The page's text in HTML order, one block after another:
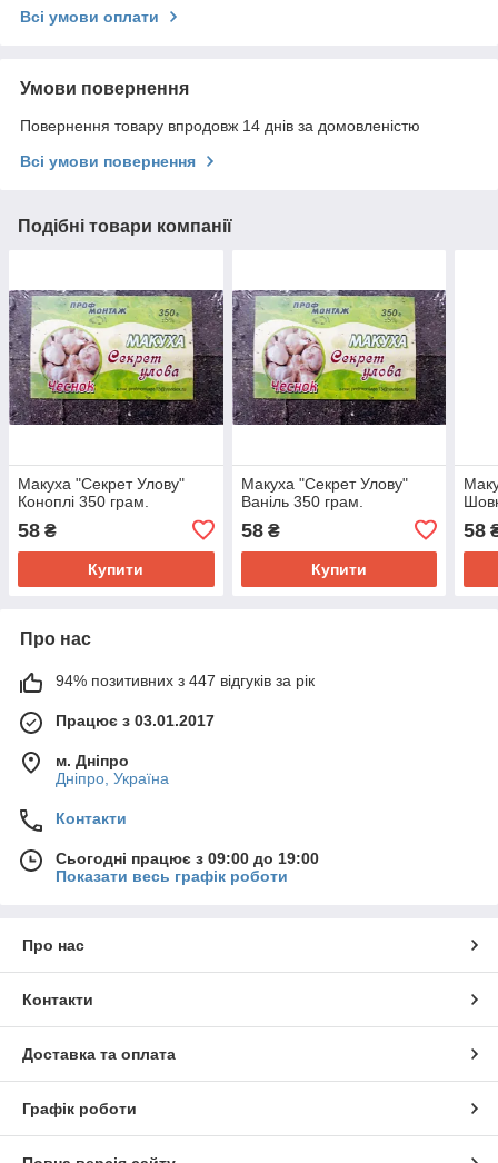
Всі умови оплати
Умови повернення
Повернення товару впродовж 14 днів за домовленістю
Всі умови повернення
Подібні товари компанії
Макуха "Секрет Улову"
Коноплі 350 грам.
58 ₴
Купити
Макуха "Секрет Улову"
Ваніль 350 грам.
58₴
Купити
58
Про нас
94% позитивних з 447 відгуків за рік
Працює з 03.01.2017
м. Дніпро
Дніпро, Україна
Контакти
Сьогодні працює з 09:00 до 19:00
Показати весь графік роботи
Про нас
Контакти
Доставка та оплата
Графік роботи